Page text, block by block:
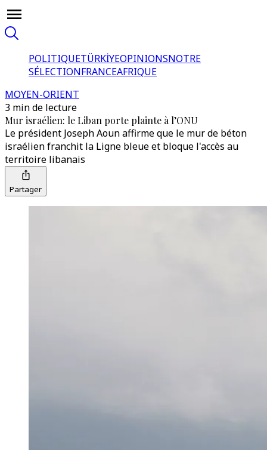
POLITIQUETÜRKİYEOPINIONSNOTRE
SÉLECTIONFRANCEAFRIQUE
MOYEN-ORIENT
3 min de lecture
Mur israélien: le Liban porte plainte à l’ONU
Le président Joseph Aoun affirme que le mur de béton
israélien franchit la Ligne bleue et bloque l'accès au
territoire libanais
Partager